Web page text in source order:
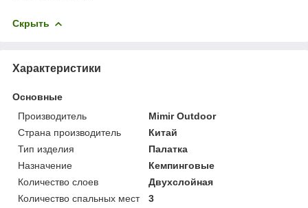
Скрыть
Характеристики
Основные
Производитель
Mimir Outdoor
Страна производитель
Китай
Тип изделия
Палатка
Назначение
Кемпинговые
Количество слоев
Двухслойная
Количество спальных мест
3